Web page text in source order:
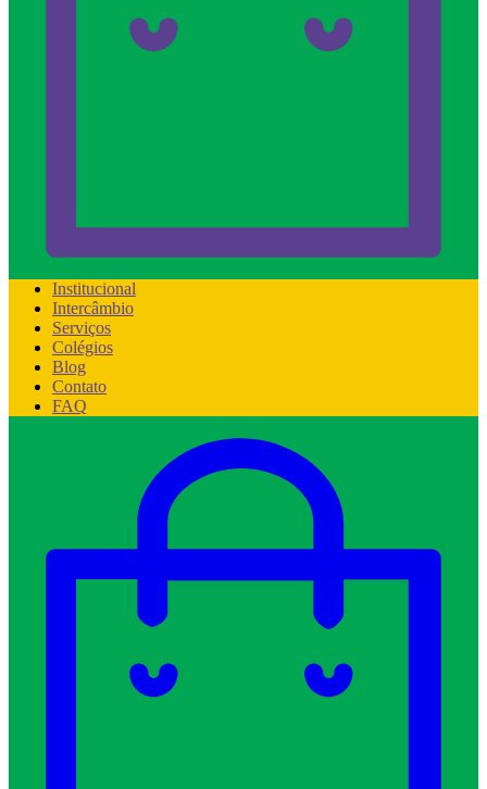
Institucional
Intercâmbio
Serviços
Colégios
Blog
Contato
FAQ